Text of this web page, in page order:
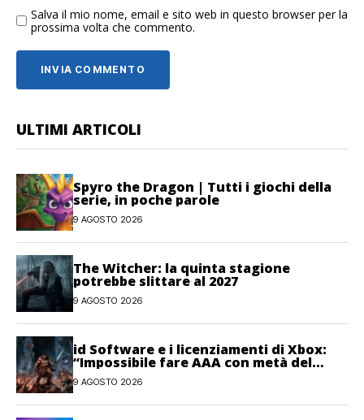
Salva il mio nome, email e sito web in questo browser per la
prossima volta che commento.
ULTIMI ARTICOLI
Spyro the Dragon | Tutti i giochi della
serie, in poche parole
9 AGOSTO 2026
The Witcher: la quinta stagione
potrebbe slittare al 2027
9 AGOSTO 2026
id Software e i licenziamenti di Xbox:
“Impossibile fare AAA con metà del
personale”
9 AGOSTO 2026